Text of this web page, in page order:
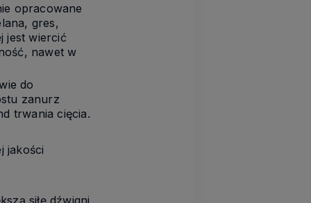
opracowane
gres,
jest wiercić
nawet w
do
zanurz
trwania cięcia.
jakości
siłę dźwigni